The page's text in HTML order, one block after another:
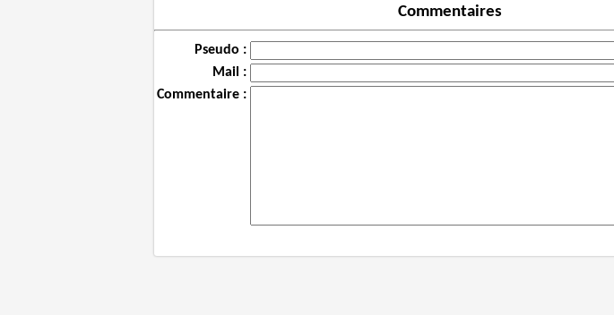
Commentaires
Pseudo :
Mail :
Commentaire :